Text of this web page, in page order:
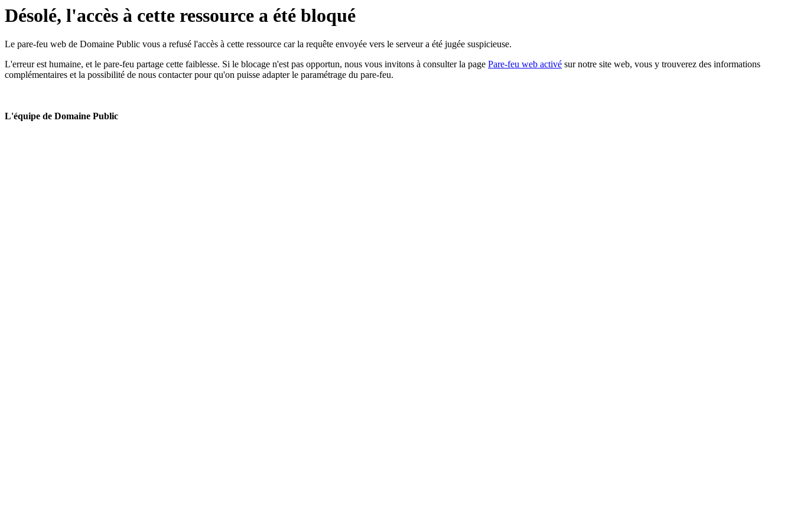
Désolé, l'accès à cette ressource a été bloqué
Le pare-feu web de Domaine Public vous a refusé l'accès à cette ressource car la requête envoyée vers le serveur a été jugée suspicieuse.
L'erreur est humaine, et le pare-feu partage cette faiblesse. Si le blocage n'est pas opportun, nous vous invitons à consulter la page Pare-feu web activé sur notre site web, vous y trouverez des informations
complémentaires et la possibilité de nous contacter pour qu'on puisse adapter le paramétrage du pare-feu.
L'équipe de Domaine Public